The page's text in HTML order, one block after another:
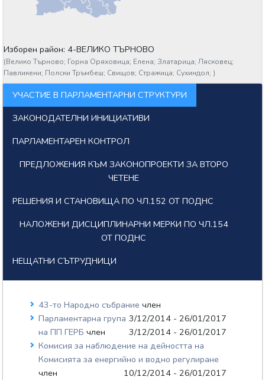
Изборен район: 4-ВЕЛИКО ТЪРНОВО
(Велико Търново; Горна Оряховица; Елена;Златарица;Лясковец;
Павликени; Полски Тръмбеш; Свищов; Стражица; Сухиндол; )
УЧАСТИЕ В ПАРЛАМЕНТАРНИ СТРУКТУРИ
ЗАКОНОДАТЕЛНИ ИНИЦИАТИВИ
ПАРЛАМЕНТАРЕН КОНТРОЛ
ПРЕДЛОЖЕНИЯ КЪМ ЗАКОНОПРОЕКТИ ЗА ВТОРО
ЧЕТЕНЕ
РЕШЕНИЯ И СТАНОВИЩА ПО ЧЛ.152 ОТ ПОДНС
НАЛОЖЕНИ ДИСЦИПЛИНАРНИ МЕРКИ ПО ЧЛ.154
ОТ ПОДНС
НЕЩАТНИ СЪТРУДНИЦИ
43-то Народно събраниечлен
3/12/2014 - 26/01/2017
Парламентарна група
на ПП ГЕРБчлен
3/12/2014 - 26/01/2017
Комисия за наблюдение на дейността на
Комисията за енергийно и водно регулиране
член
10/12/2014 - 26/01/2017